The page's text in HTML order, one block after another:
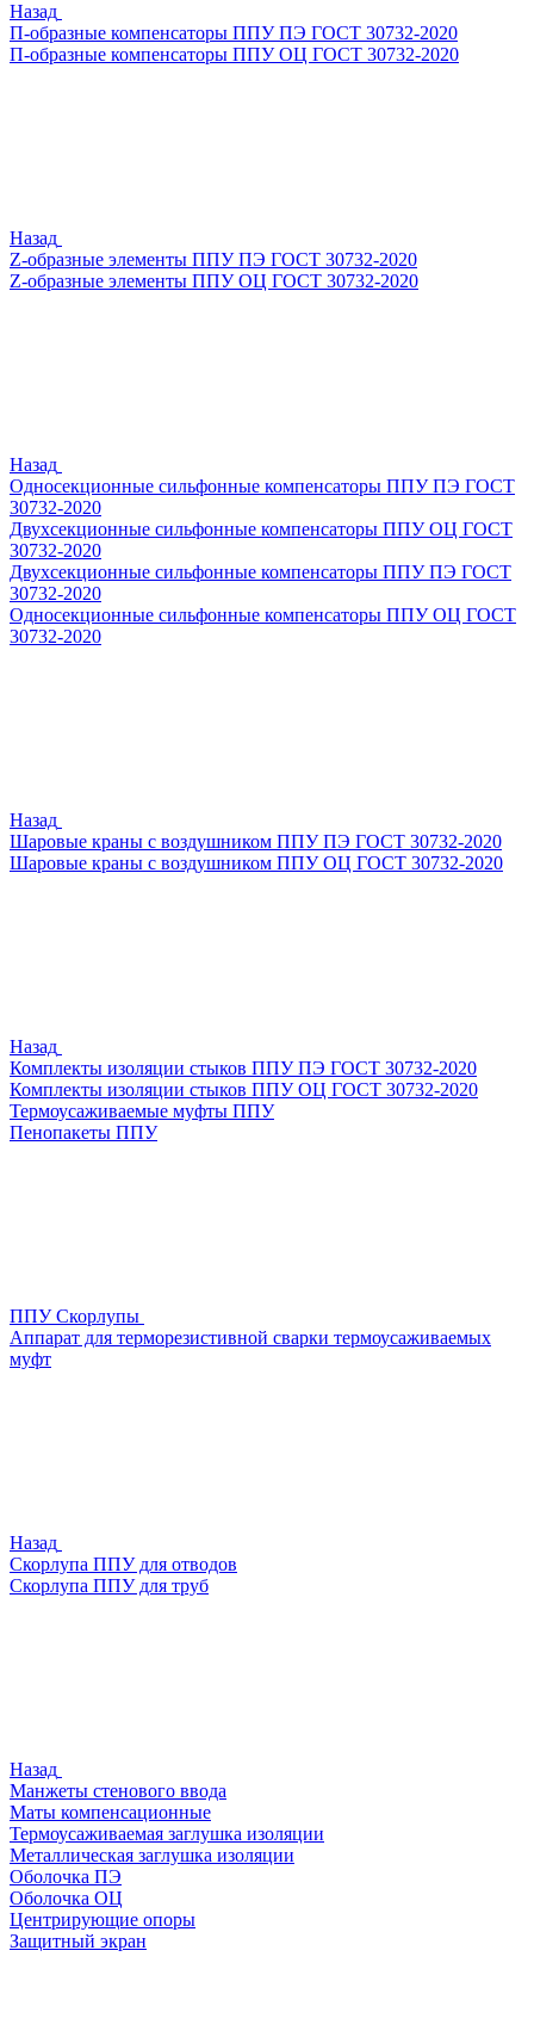
Назад
П-образные компенсаторы ППУ ПЭ ГОСТ 30732-2020
П-образные компенсаторы ППУ ОЦ ГОСТ 30732-2020
Назад
Z-образные элементы ППУ ПЭ ГОСТ 30732-2020
Z-образные элементы ППУ ОЦ ГОСТ 30732-2020
Назад
Односекционные сильфонные компенсаторы ППУ ПЭ ГОСТ
30732-2020
Двухсекционные сильфонные компенсаторы ППУ ОЦ ГОСТ
30732-2020
Двухсекционные сильфонные компенсаторы ППУ ПЭ ГОСТ
30732-2020
Односекционные сильфонные компенсаторы ППУ ОЦ ГОСТ
30732-2020
Назад
Шаровые краны с воздушником ППУ ПЭ ГОСТ 30732-2020
Шаровые краны с воздушником ППУ ОЦ ГОСТ 30732-2020
Назад
Комплекты изоляции стыков ППУ ПЭ ГОСТ 30732-2020
Комплекты изоляции стыков ППУ ОЦ ГОСТ 30732-2020
Термоусаживаемые муфты ППУ
Пенопакеты ППУ
ППУ Скорлупы
Аппарат для терморезистивной сварки термоусаживаемых
муфт
Назад
Скорлупа ППУ для отводов
Скорлупа ППУ для труб
Назад
Манжеты стенового ввода
Маты компенсационные
Термоусаживаемая заглушка изоляции
Металлическая заглушка изоляции
Оболочка ПЭ
Оболочка ОЦ
Центрирующие опоры
Защитный экран